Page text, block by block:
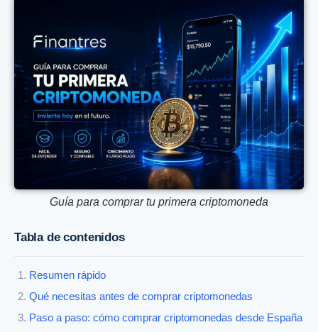
Guía para comprar tu primera criptomoneda
Tabla de contenidos
Resumen rápido
Qué necesitas antes de comprar criptomonedas
Paso a paso: cómo comprar criptomonedas desde España